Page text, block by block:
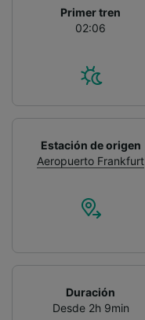
Primer tren
02:06
Estación de origen
Aeropuerto Frankfurt
Duración
Desde 2h 9min